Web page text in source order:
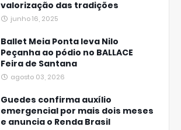
valorização das tradições
junho 16, 2025
Ballet Meia Ponta leva Nilo
Peçanha ao pódio no BALLACE
Feira de Santana
agosto 03, 2026
Guedes confirma auxílio
emergencial por mais dois meses
e anuncia o Renda Brasil